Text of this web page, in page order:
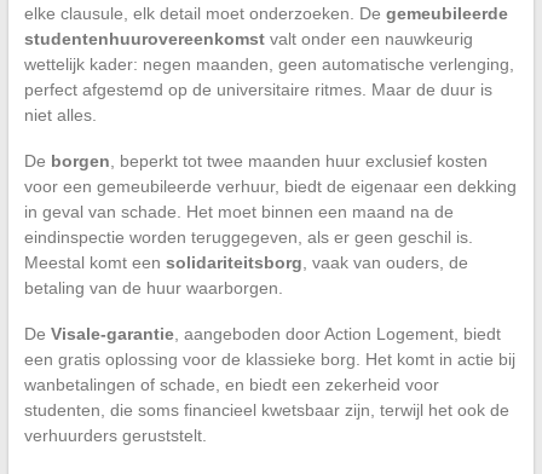
elke clausule, elk detail moet onderzoeken. De gemeubileerde
studentenhuurovereenkomstvalt onder een nauwkeurig
wettelijk kader: negen maanden, geen automatische verlenging,
perfect afgestemd op de universitaire ritmes. Maar de duur is
niet alles.
De borgen , beperkt tot twee maanden huur exclusief kosten
voor een gemeubileerde verhuur, biedt de eigenaar een dekking
in geval van schade. Het moet binnen een maand na de
eindinspectie worden teruggegeven, als er geen geschil is.
Meestal komt een solidariteitsborg , vaak van ouders, de
betaling van de huur waarborgen.
De Visale-garantie, aangeboden door Action Logement, biedt
een gratis oplossing voor de klassieke borg. Het komt in actie bij
wanbetalingen of schade, en biedt een zekerheid voor
studenten, die soms financieel kwetsbaar zijn, terwijl het ook de
verhuurders geruststelt.